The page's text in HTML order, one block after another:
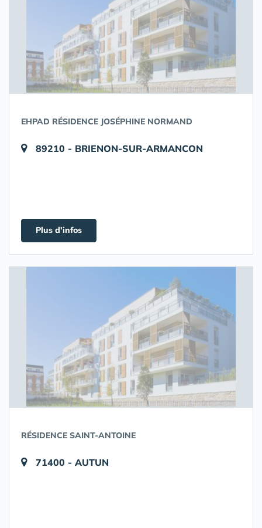
EHPAD RÉSIDENCE JOSÉPHINE NORMAND
89210 - BRIENON-SUR-ARMANCON
Plus d'infos
RÉSIDENCE SAINT-ANTOINE
71400 - AUTUN